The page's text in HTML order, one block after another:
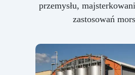
przemysłu,
zastosowań